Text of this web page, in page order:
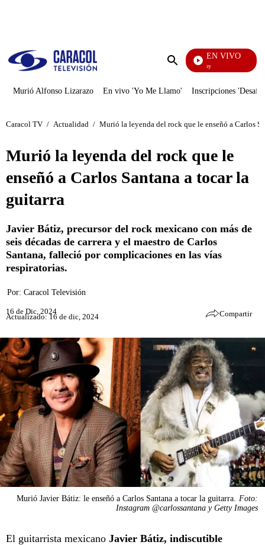
Enviar
EN VIVO
La Finca De Hoy
Murió Alfonso Lizarazo En vivo 'Yo Me Llamo' Inscripciones
Caracol TV / Actualidad / Murió la leyenda del rock que le enseñó a Carlos
Murió la leyenda del rock que le
enseñó a Carlos Santana a tocar la
guitarra
Javier Bátiz, precursor del rock mexicano con más de
seis décadas de carrera y el maestro de Carlos
Santana, falleció por complicaciones en las vías
respiratorias.
Por: Caracol Televisión
16 de Dic, 2024
Actualizado: 16 de dic, 2024 Compartir
Murió Javier Bátiz: le enseñó a Carlos Santana a tocar la guitarra.
Foto:
Instagram @carlossantana y Getty Images
El guitarrista mexicano Javier Bátiz, indiscutible